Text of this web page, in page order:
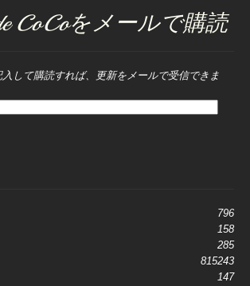
CoCoをメールで購読
入して購読すれば、更新をメールで受信できま
796
158
285
815243
147